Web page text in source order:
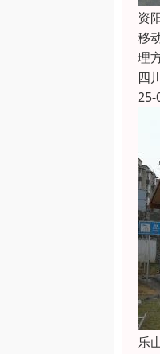
资
移
理
四
25-
乐